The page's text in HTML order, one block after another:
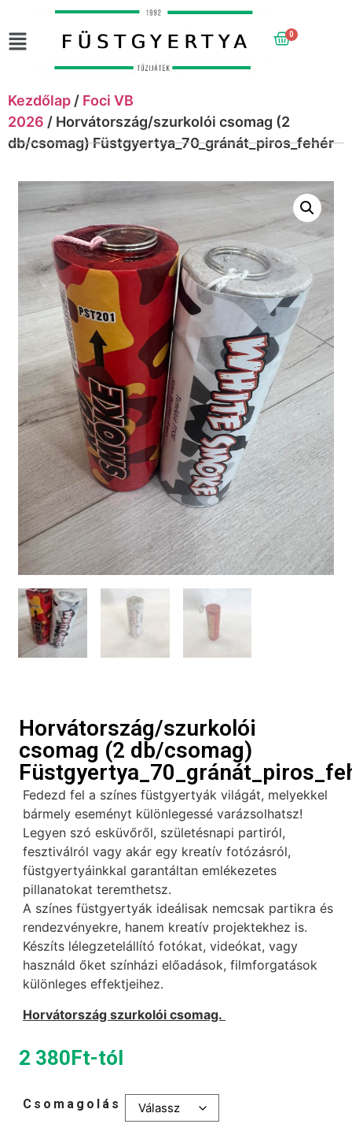
0
Kezdőlap / Foci VB
2026 / Horvátország/szurkolói csomag (2
db/csomag) Füstgyertya_70_gránát_piros_fehér
Horvátország/szurkolói
csomag (2 db/csomag)
Fedezd fel a színes füstgyertyák világát, melyekkel
bármely eseményt különlegessé varázsolhatsz!
Legyen szó esküvőről, születésnapi partiról,
fesztiválról vagy akár egy kreatív fotózásról,
füstgyertyáinkkal garantáltan emlékezetes
pillanatokat teremthetsz.
A színes füstgyertyák ideálisak nemcsak partikra és
rendezvényekre, hanem kreatív projektekhez is.
Készíts lélegzetelállító fotókat, videókat, vagy
használd őket színházi előadások, filmforgatások
különleges effektjeihez.
Horvátország szurkolói csomag.
2 380Ft-tól
Csomagolás